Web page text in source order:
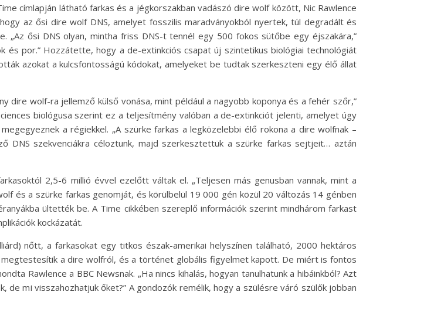
címlapján látható farkas és a jégkorszakban vadászó dire wolf között, Nic Rawlence
az ősi dire wolf DNS, amelyet fosszilis maradványokból nyertek, túl degradált és
„Az ősi DNS olyan, mintha friss DNS-t tennél egy 500 fokos sütőbe egy éjszakára,”
és por.” Hozzátette, hogy a de-extinkciós csapat új szintetikus biológiai technológiát
azokat a kulcsfontosságú kódokat, amelyeket be tudtak szerkeszteni egy élő állat
dire wolf-ra jellemző külső vonása, mint például a nagyobb koponya és a fehér szőr,”
biológusa szerint ez a teljesítmény valóban a de-extinkciót jelenti, amelyet úgy
a régiekkel. „A szürke farkas a legközelebbi élő rokona a dire wolfnak –
DNS szekvenciákra céloztunk, majd szerkesztettük a szürke farkas sejtjeit… aztán
2,5-6 millió évvel ezelőtt váltak el. „Teljesen más genusban vannak, mint a
és a szürke farkas genomját, és körülbelül 19 000 gén közül 20 változás 14 génben
ültették be. A Time cikkében szereplő információk szerint mindhárom farkast
kockázatát.
nőtt, a farkasokat egy titkos észak-amerikai helyszínen található, 2000 hektáros
a dire wolfról, és a történet globális figyelmet kapott. De miért is fontos
Rawlence a BBC Newsnak. „Ha nincs kihalás, hogyan tanulhatunk a hibáinkból? Azt
mi visszahozhatjuk őket?” A gondozók remélik, hogy a szülésre váró szülők jobban